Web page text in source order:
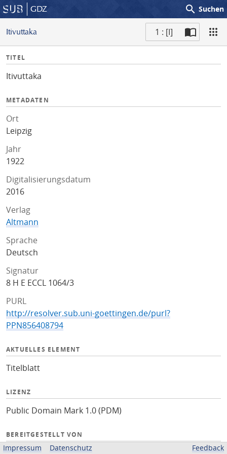
GDZ search Suchen
Itivuttaka 1 : [I]
I
f
TITEL
Itivuttaka
METADATEN
Ort
Leipzig
Jahr
1922
Digitalisierungsdatum
2016
Verlag
Altmann
Sprache
Deutsch
Signatur
8 H E ECCL 1064/3
PURL
http://resolver.sub.uni-goettingen.de/purl?
PPN856408794
AKTUELLES ELEMENT
Titelblatt
LIZENZ
Public Domain Mark 1.0 (PDM)
BEREITGESTELLT VON
Impressum Datenschutz Feedback